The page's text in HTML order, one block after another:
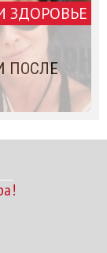
ЗДОРОВЬЕ
ПОСЛЕ